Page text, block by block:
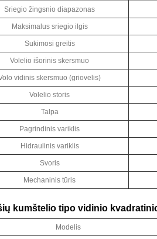
Sriegio žingsnio diapazonas
Maksimalus sriegio ilgis
Sukimosi greitis
Volelio išorinis skersmuo
vidinis skersmuo (griovelis)
Volelio storis
Talpa
Pagrindinis variklis
Hidraulinis variklis
Svoris
Mechaninis tūris
kumštelio tipo vidinio
Modelis